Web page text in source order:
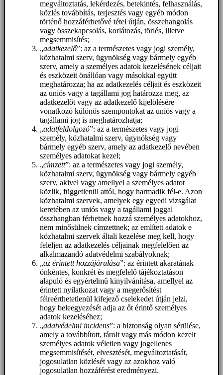
megváltoztatás, lekérdezés, betekintés, felhasználás,
közlés továbbítás, terjesztés vagy egyéb módon
történő hozzáférhetővé tétel útján, összehangolás
vagy összekapcsolás, korlátozás, törlés, illetve
megsemmisítés;
„adatkezelő”: az a természetes vagy jogi személy,
közhatalmi szerv, ügynökség vagy bármely egyéb
szerv, amely a személyes adatok kezelésének céljait
és eszközeit önállóan vagy másokkal együtt
meghatározza; ha az adatkezelés céljait és eszközeit
az uniós vagy a tagállami jog határozza meg, az
adatkezelőt vagy az adatkezelő kijelölésére
vonatkozó különös szempontokat az uniós vagy a
tagállami jog is meghatározhatja;
„adatfeldolgozó”: az a természetes vagy jogi
személy, közhatalmi szerv, ügynökség vagy
bármely egyéb szerv, amely az adatkezelő nevében
személyes adatokat kezel;
„címzett”: az a természetes vagy jogi személy,
közhatalmi szerv, ügynökség vagy bármely egyéb
szerv, akivel vagy amellyel a személyes adatot
közlik, függetlenül attól, hogy harmadik fél-e. Azon
közhatalmi szervek, amelyek egy egyedi vizsgálat
keretében az uniós vagy a tagállami joggal
összhangban férhetnek hozzá személyes adatokhoz,
nem minősülnek címzettnek; az említett adatok e
közhatalmi szervek általi kezelése meg kell, hogy
feleljen az adatkezelés céljainak megfelelően az
alkalmazandó adatvédelmi szabályoknak;
„az érintett hozzájárulása”: az érintett akaratának
önkéntes, konkrét és megfelelő tájékoztatáson
alapuló és egyértelmű kinyilvánítása, amellyel az
érintett nyilatkozat vagy a megerősítést
félreérthetetlenül kifejező cselekedet útján jelzi,
hogy beleegyezését adja az őt érintő személyes
adatok kezeléséhez;
„adatvédelmi incidens”: a biztonság olyan sérülése,
amely a továbbított, tárolt vagy más módon kezelt
személyes adatok véletlen vagy jogellenes
megsemmisítését, elvesztését, megváltoztatását,
jogosulatlan közlését vagy az azokhoz való
jogosulatlan hozzáférést eredményezi.